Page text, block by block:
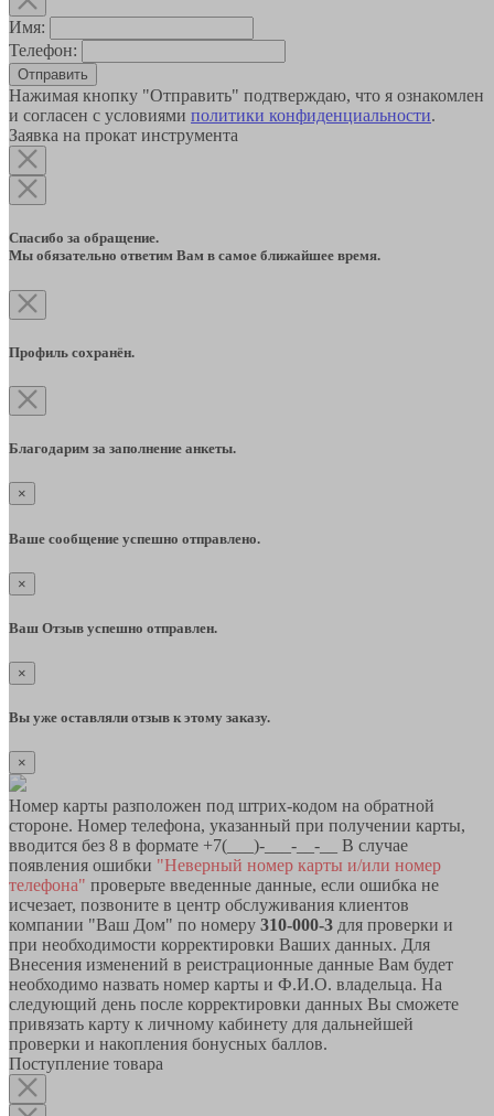
Имя:
Телефон:
Отправить
Нажимая кнопку "Отправить" подтверждаю, что я ознакомлен
и согласен с условиями политики конфиденциальности.
Заявка на прокат инструмента
Спасибо за обращение.
Мы обязательно ответим Вам в самое ближайшее время.
Профиль сохранён.
Благодарим за заполнение анкеты.
×
Ваше сообщение успешно отправлено.
×
Ваш Отзыв успешно отправлен.
×
Вы уже оставляли отзыв к этому заказу.
×
Номер карты разположен под штрих-кодом на обратной
стороне. Номер телефона, указанный при получении карты,
вводится без 8 в формате +7(___)-___-__-__ В случае
появления ошибки "Неверный номер карты и/или номер
телефона" проверьте введенные данные, если ошибка не
исчезает, позвоните в центр обслуживания клиентов
компании "Ваш Дом" по номеру 310-000-3 для проверки и
при необходимости корректировки Ваших данных. Для
Внесения изменений в реистрационные данные Вам будет
необходимо назвать номер карты и Ф.И.О. владельца. На
следующий день после корректировки данных Вы сможете
привязать карту к личному кабинету для дальнейшей
проверки и накопления бонусных баллов.
Поступление товара